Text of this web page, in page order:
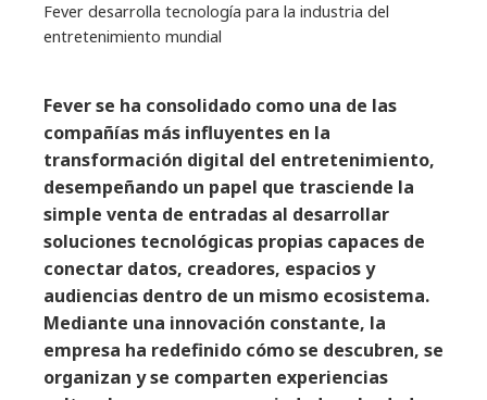
Fever desarrolla tecnología para la industria del
entretenimiento mundial
Fever se ha consolidado como una de las
compañías más influyentes en la
transformación digital del entretenimiento,
desempeñando un papel que trasciende la
simple venta de entradas al desarrollar
soluciones tecnológicas propias capaces de
conectar datos, creadores, espacios y
audiencias dentro de un mismo ecosistema.
Mediante una innovación constante, la
empresa ha redefinido cómo se descubren, se
organizan y se comparten experiencias